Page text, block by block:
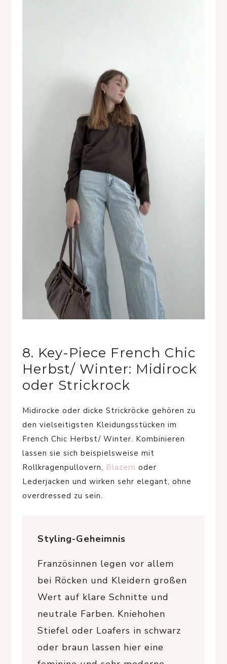
8. Key-Piece French Chic
Herbst/ Winter: Midirock
oder Strickrock
Midirocke oder dicke Strickröcke gehören zu
den vielseitigsten Kleidungsstücken im
French Chic Herbst/ Winter. Kombinieren
lassen sie sich beispielsweise mit
Rollkragenpullovern, Blazern oder
Lederjacken und wirken sehr elegant, ohne
overdressed zu sein.
Styling-Geheimnis
Französinnen legen vor allem
bei Röcken und Kleidern großen
Wert auf klare Schnitte und
neutrale Farben. Kniehohen
Stiefel oder Loafers in schwarz
oder braun lassen hier eine